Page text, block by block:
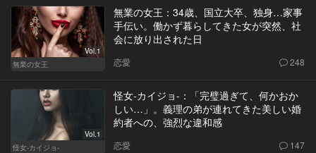
Vol.1
無業の女王
無業の女王：34歳、国立大卒、独身…家事
手伝い。働かず暮らしてきた女が突然、社
会に放り出された日
恋愛 248
Vol.1
怪女-カイジョ-
怪女-カイジョ-：「完璧過ぎて、何かおか
しい…」。義理の弟が連れてきた美しい婚
約者への、強烈な違和感
恋愛 147